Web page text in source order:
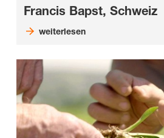
Francis Bapst, Schweiz
weiterlesen